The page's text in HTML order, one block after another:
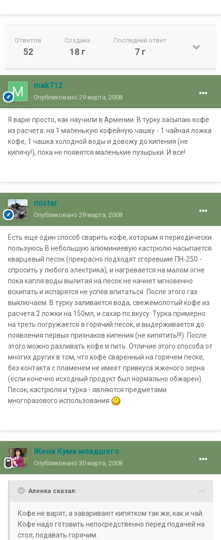
Ответов
52
Создана
18 г
Последний ответ
7 г
mak712
Опубликовано 29 марта, 2008
Я варю просто, как научили в Армении. В турку засыпаю кофе
из расчета: на 1 маленькую кофейную чашку - 1 чайная ложка
кофе, 1 чашка холодной воды и довожу до кипения (не
кипячу!), пока не появятся маленькие пузырьки. И все!
mistar
Опубликовано 29 марта, 2008
Есть еще один способ сварить кофе, которым я периодически
пользуюсь:В небольшую алюминиевую кастрюлю насыпается
кварцевый песок (прекрасно подходят сгоревшие ПН-250 -
спросить у любого электрика), и нагревается на малом огне
пока капля воды вылитая на песок не начнет мгновенно
вскипать и испарятся не успев впитаться. После этого газ
выключаем. В турку заливается вода, свежемолотый кофе из
расчета 2 ложки на 150мл, и сахар по вкусу. Турка примерно
на треть погружается в горячий песок, и выдерживается до
появления первых признаков кипения (не кипятить!!!). После
этого можно разливать кофе и пить. Отличие этого способа от
многих других в том, что кофе сваренный на горячем песке,
без контакта с пламенем не имеет привкуса жженого зерна
(если конечно исходный продукт был нормально обжарен).
Песок, кастрюля и турка - являются предметами
многоразового использования
Жена Кума младшего
Опубликовано 30 марта, 2008
Аленка сказал:
Кофе не варят, а заваривают кипятком так же, как и чай.
Кофе надо готовить непосредственно перед подачей на
стол, подавать горячим.